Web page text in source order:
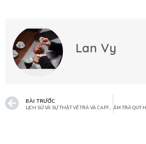
Lan Vy
BÀI TRƯỚC
LỊCH SỬ VÀ SỰ THẬT VỀ TRÀ VÀ CAFFEIN